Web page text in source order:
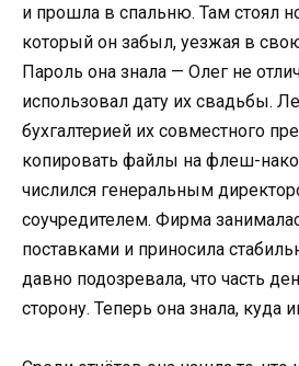
и прошла в спальню. Там стоял
который он забыл, уезжая в
Пароль она знала — Олег не
использовал дату их свадьбы.
бухгалтерией их совместного
копировать файлы на флеш-
числился генеральным
соучредителем. Фирма
поставками и приносила
давно подозревала, что часть
сторону. Теперь она знала, куда